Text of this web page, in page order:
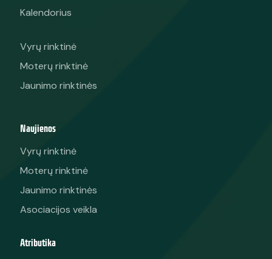
Kalendorius
Vyrų rinktinė
Moterų rinktinė
Jaunimo rinktinės
Naujienos
Vyrų rinktinė
Moterų rinktinė
Jaunimo rinktinės
Asociacijos veikla
Atributika